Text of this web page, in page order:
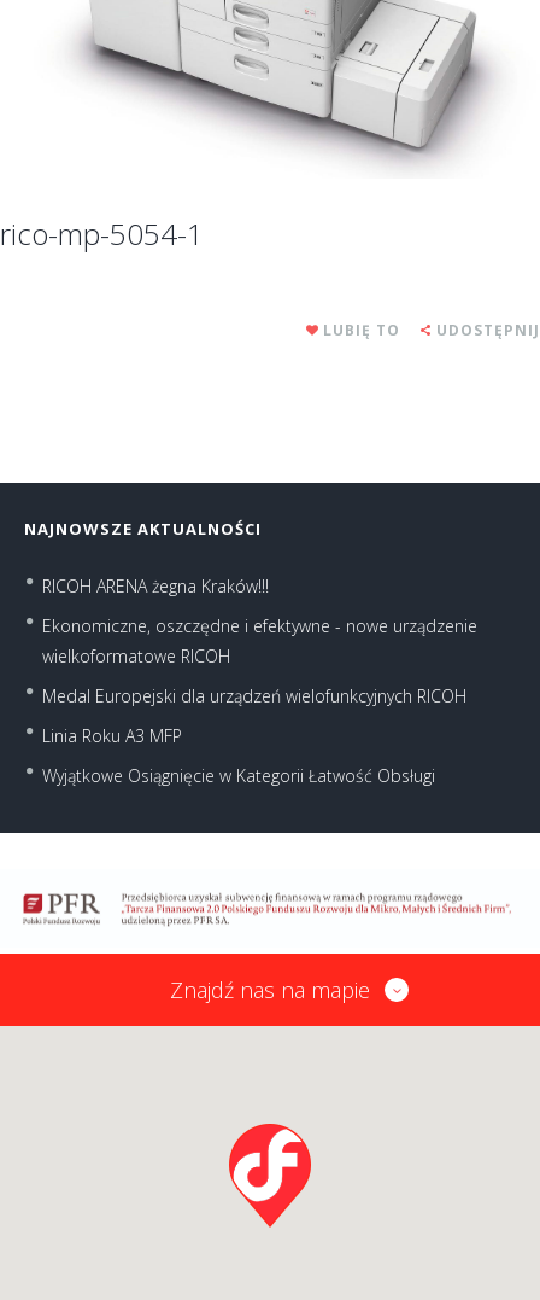
rico-mp-5054-1
LUBIĘ TO UDOSTĘPNIJ
NAJNOWSZE AKTUALNOŚCI
RICOH ARENA żegna Kraków!!!
Ekonomiczne, oszczędne i efektywne - nowe urządzenie
wielkoformatowe RICOH
Medal Europejski dla urządzeń wielofunkcyjnych RICOH
Linia Roku A3 MFP
Wyjątkowe Osiągnięcie w Kategorii Łatwość Obsługi
Znajdź nas na mapie